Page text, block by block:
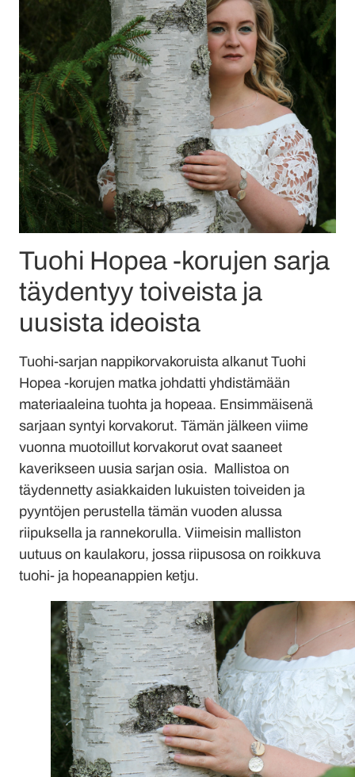
Tuohi Hopea -korujen sarja
täydentyy toiveista ja
uusista ideoista
Tuohi-sarjan nappikorvakoruista alkanut Tuohi
Hopea -korujen matka johdatti yhdistämään
materiaaleina tuohta ja hopeaa. Ensimmäisenä
sarjaan syntyi korvakorut. Tämän jälkeen viime
vuonna muotoillut korvakorut ovat saaneet
kaverikseen uusia sarjan osia. Mallistoa on
täydennetty asiakkaiden lukuisten toiveiden ja
pyyntöjen perustella tämän vuoden alussa
riipuksella ja rannekorulla. Viimeisin malliston
uutuus on kaulakoru, jossa riipusosa on roikkuva
tuohi- ja hopeanappien ketju.